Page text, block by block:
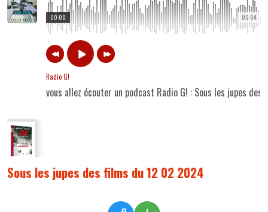
00:04
00:00
Radio G!
vous allez écouter un podcast Radio G! : Sous les jupes
Sous les jupes des films du 12 02 2024